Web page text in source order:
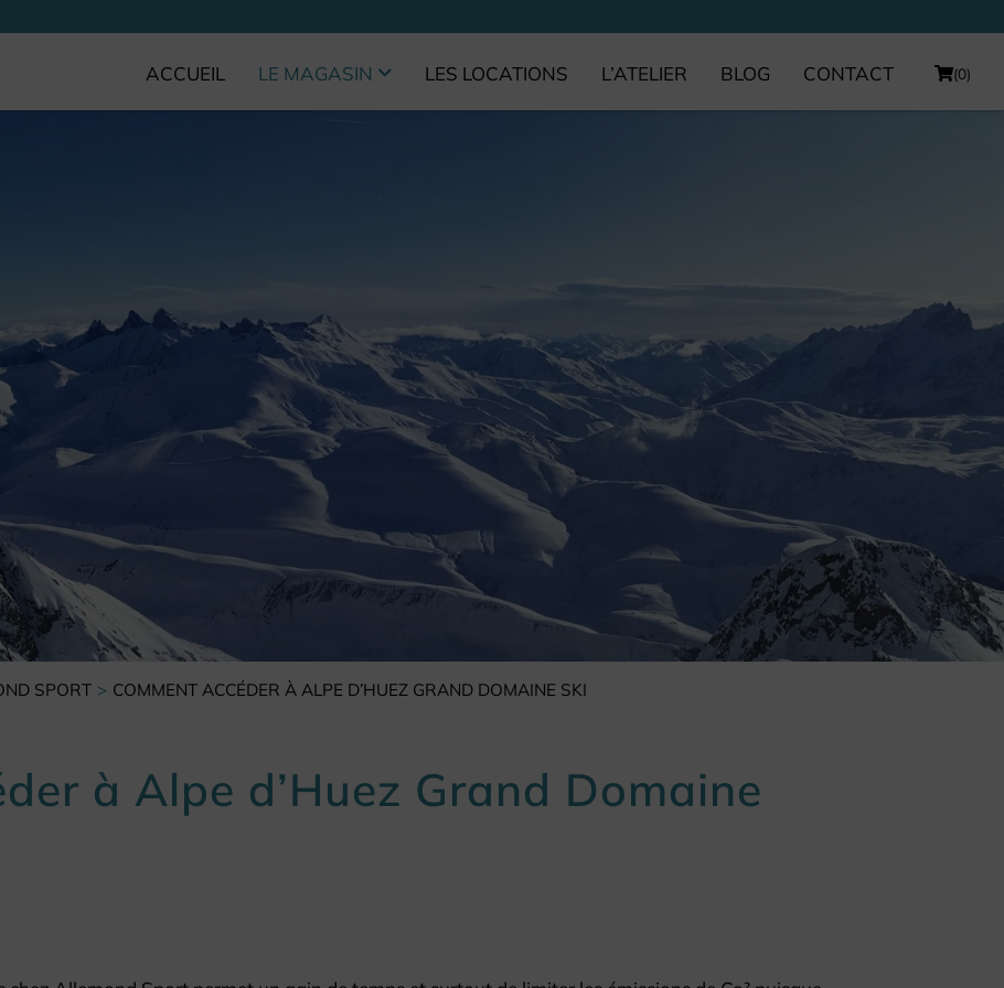
ACCUEIL LE MAGASIN LES LOCATIONS L’ATELIER BLOG CONTACT (0)
SPORT COMMENT ACCÉDER À ALPE D’HUEZ GRAND DOMAINE SKI
à Alpe d’Huez Grand Domaine